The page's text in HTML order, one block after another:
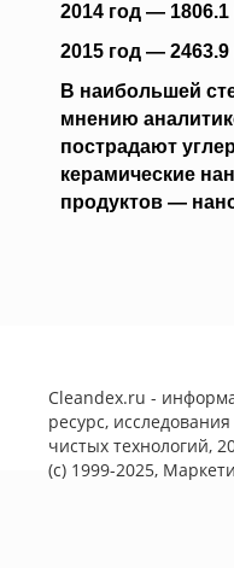
2014 год —
2015 год —
В наибольшей
мнению
пострадают
керамические
продуктов —
Cleandex.ru -
ресурс,
чистых технологий,
(с) 1999-2025,